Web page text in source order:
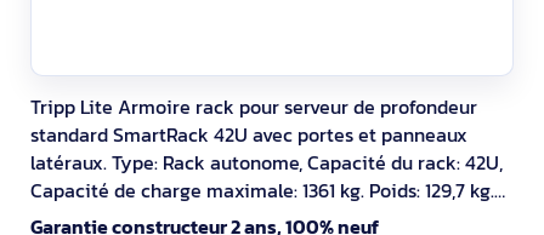
Tripp Lite Armoire rack pour serveur de profondeur
standard SmartRack 42U avec portes et panneaux
latéraux. Type: Rack autonome, Capacité du rack: 42U,
Capacité de charge maximale: 1361 kg. Poids: 129,7 kg.
Couleur du produit: Noir
Garantie constructeur 2 ans, 100% neuf